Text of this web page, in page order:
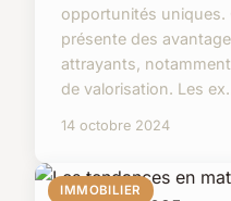
opportunités uniques.
présente des
attrayants,
de valorisation. Les
14 octobre 2024
IMMOBILIER